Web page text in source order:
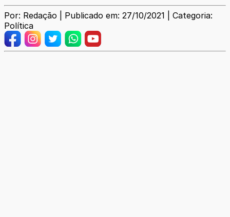
Por: Redação | Publicado em: 27/10/2021 | Categoria:
Política